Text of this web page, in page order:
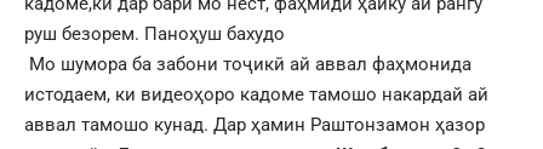
руш безорем. Паноҳуш бахудо
Мо шумора ба забони тоҷикӣ ай аввал фаҳмонида
истодаем, ки видеоҳоро кадоме тамошо накардай ай
аввал тамошо кунад. Дар ҳамин Раштонзамон ҳазор